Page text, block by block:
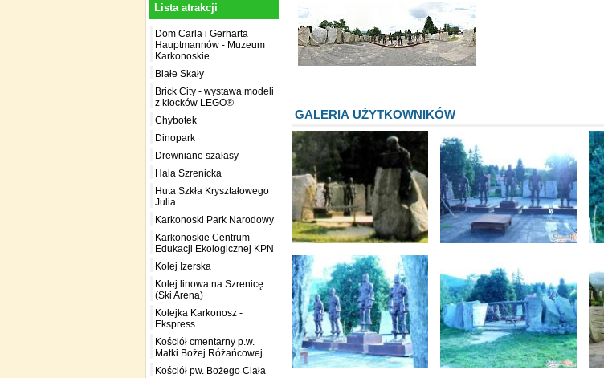
Lista atrakcji
Dom Carla i Gerharta
Hauptmannów - Muzeum
Karkonoskie
Białe Skały
Brick City - wystawa modeli
z klocków LEGO®
Chybotek
Dinopark
Drewniane szałasy
Hala Szrenicka
Huta Szkła Kryształowego
Julia
Karkonoski Park Narodowy
Karkonoskie Centrum
Edukacji Ekologicznej KPN
Kolej Izerska
Kolej linowa na Szrenicę
(Ski Arena)
Kolejka Karkonosz -
Ekspress
Kościół cmentarny p.w.
Matki Bożej Różańcowej
Kościół pw. Bożego Ciała
GALERIA UŻYTKOWNIKÓW